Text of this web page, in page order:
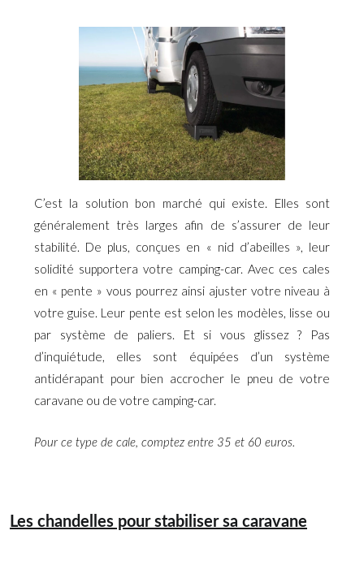
C’est la solution bon marché qui existe. Elles sont
généralement très larges afin de s’assurer de leur
stabilité. De plus, conçues en « nid d’abeilles », leur
solidité supportera votre camping-car. Avec ces cales
en « pente » vous pourrez ainsi ajuster votre niveau à
votre guise. Leur pente est selon les modèles, lisse ou
par système de paliers. Et si vous glissez ? Pas
d’inquiétude, elles sont équipées d’un système
antidérapant pour bien accrocher le pneu de votre
caravane ou de votre camping-car.
Pour ce type de cale, comptez entre 35 et 60 euros.
Les chandelles pour stabiliser sa caravane